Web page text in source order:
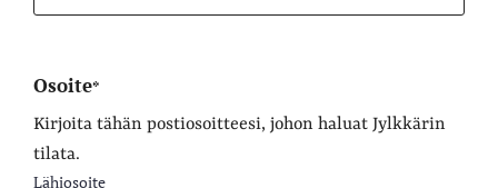
Osoite*
Kirjoita tähän postiosoitteesi, johon haluat Jylkkärin
tilata.
Lähiosoite